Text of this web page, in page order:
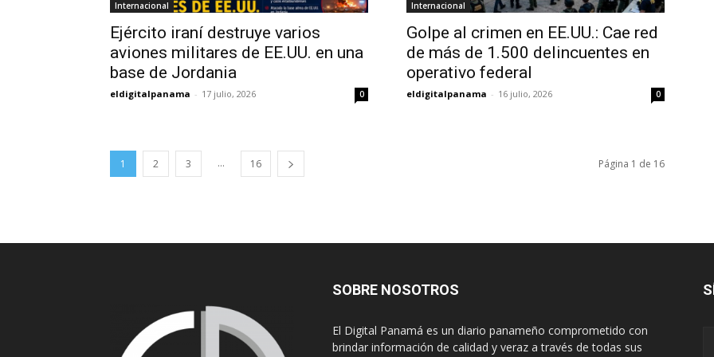
Internacional
Ejército iraní destruye varios
aviones militares de EE.UU. en una
base de Jordania
eldigitalpanama - 17 julio, 2026 0
Internacional
Golpe al crimen en EE.UU.: Cae red
de más de 1.500 delincuentes en
operativo federal
eldigitalpanama - 16 julio, 2026 0
1 2 3 ... 16 Página 1 de 16
SOBRE NOSOTROS
El Digital Panamá es un diario panameño comprometido con
brindar información de calidad y veraz a través de todas sus